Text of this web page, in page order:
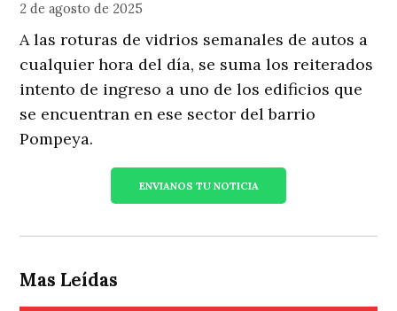
2 de agosto de 2025
A las roturas de vidrios semanales de autos a
cualquier hora del día, se suma los reiterados
intento de ingreso a uno de los edificios que
se encuentran en ese sector del barrio
Pompeya.
ENVIANOS TU NOTICIA
Mas Leídas